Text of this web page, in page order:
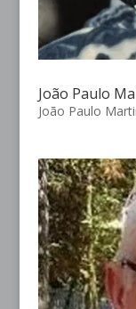
João Paulo
João Paulo